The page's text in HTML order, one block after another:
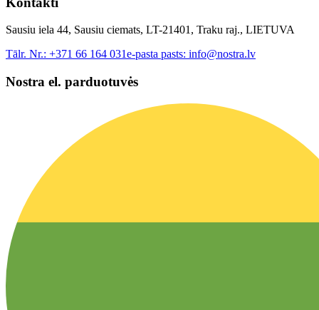
Sausiu iela 44, Sausiu ciemats, LT-21401, Traku raj., LIETUVA
Tālr. Nr.: +371 66 164 031e-pasta pasts: info@nostra.lv
Nostra el. parduotuvės